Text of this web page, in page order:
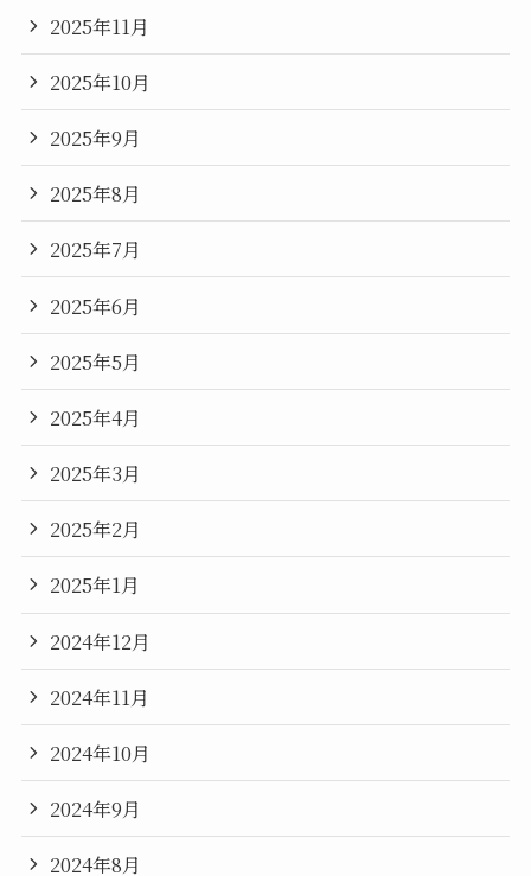
2025年11月
2025年10月
2025年9月
2025年8月
2025年7月
2025年6月
2025年5月
2025年4月
2025年3月
2025年2月
2025年1月
2024年12月
2024年11月
2024年10月
2024年9月
2024年8月